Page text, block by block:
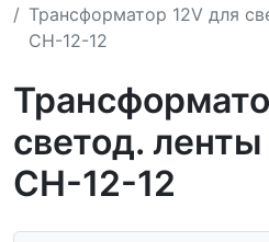
Трансформатор 12V для
CH-12-12
светод. ленты
CH-12-12